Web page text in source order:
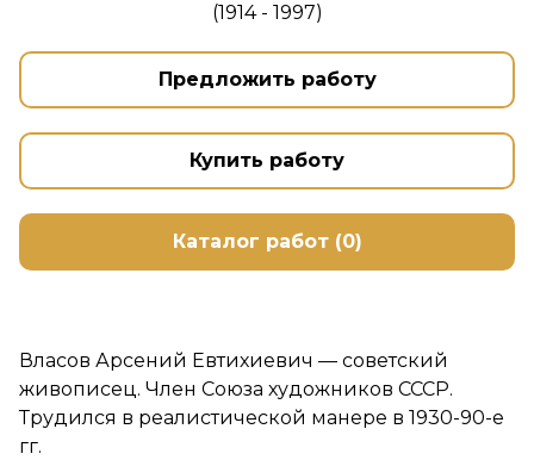
(1914 - 1997)
Предложить работу
Купить работу
Каталог работ (0)
Власов Арсений Евтихиевич — советский
живописец. Член Союза художников СССР.
Трудился в реалистической манере в 1930-90-е
гг.